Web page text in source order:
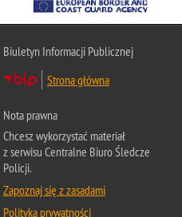
Biuletyn Informacji Publicznej
Strona główna
Nota prawna
Chcesz wykorzystać materiał
z serwisu Centralne Biuro Śledcze
Policji.
Zapoznaj się z zasadami
Polityka prywatności